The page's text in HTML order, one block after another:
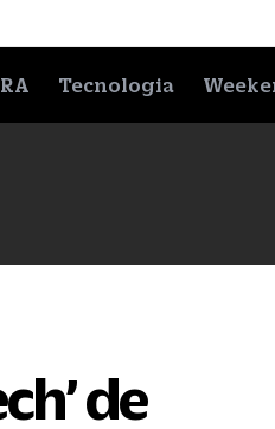
Tecnologia
de